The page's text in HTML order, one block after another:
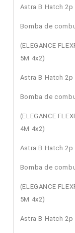
Astra B Hatch
Bomba de
(ELEGANCE
5M 4x2)
Astra B Hatch
Bomba de
(ELEGANCE
4M 4x2)
Astra B Hatch
Bomba de
(ELEGANCE
5M 4x2)
Astra B Hatch